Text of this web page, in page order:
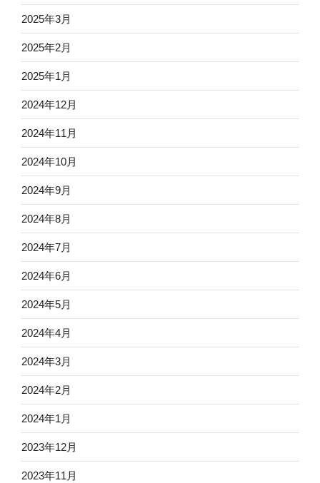
2025年3月
2025年2月
2025年1月
2024年12月
2024年11月
2024年10月
2024年9月
2024年8月
2024年7月
2024年6月
2024年5月
2024年4月
2024年3月
2024年2月
2024年1月
2023年12月
2023年11月